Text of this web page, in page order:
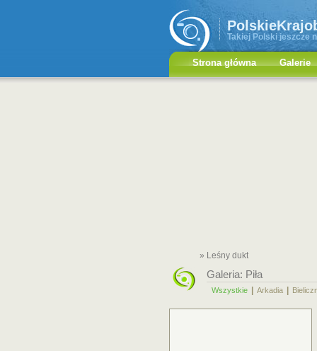
Takiej Polski jeszcze
Strona główna Galerie
» Leśny dukt
Galeria: Piła
Wszystkie Arkadia